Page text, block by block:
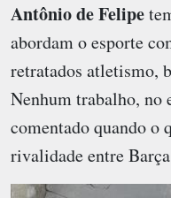
Antônio de Felipe
abordam o esporte
retratados atletismo,
Nenhum trabalho, no
comentado quando o
rivalidade entre